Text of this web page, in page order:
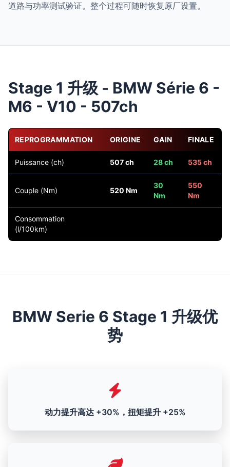
道路与功率测试验证。整个过程可随时恢复原厂设置。
Stage 1 升级 - BMW Série 6 -
M6 - V10 - 507ch
REPROGRAMMATION ORIGINE GAIN FINALE
Puissance (ch) 507 ch 28 ch 535 ch
Couple (Nm) 520 Nm
30
Nm
550
Nm
Consommation
(l/100km)
BMW Serie 6 Stage 1 升级优
势
动力提升高达 +30%，扭矩提升 +25%